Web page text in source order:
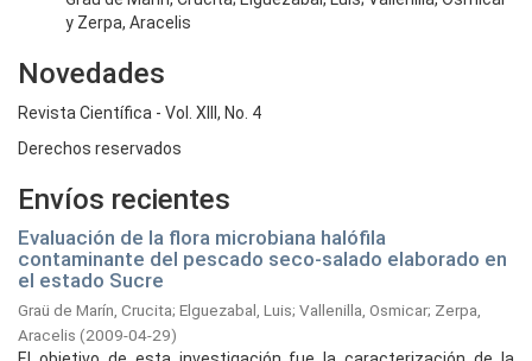
y Zerpa, Aracelis
Novedades
Revista Científica - Vol. XIII, No. 4
Derechos reservados
Envíos recientes
Evaluación de la flora microbiana halófila
contaminante del pescado seco-salado elaborado en
el estado Sucre
Graü de Marín, Crucita; Elguezabal, Luis; Vallenilla, Osmicar; Zerpa,
Aracelis (2009-04-29)